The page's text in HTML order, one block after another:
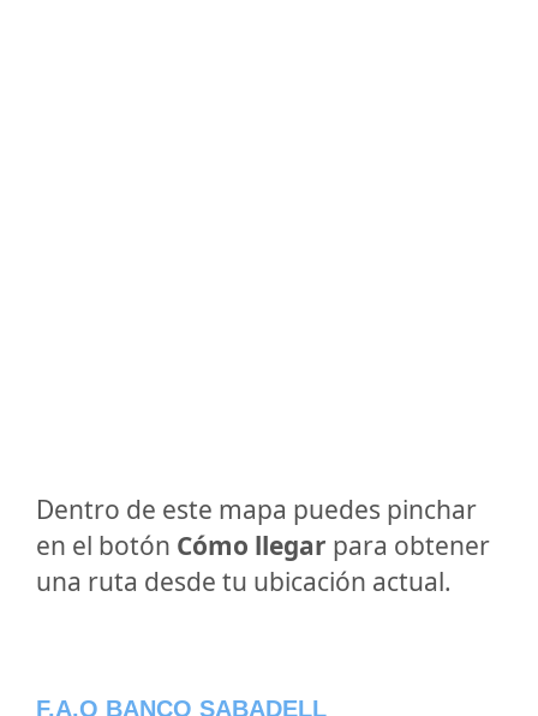
Dentro de este mapa puedes pinchar
en el botón Cómo llegar para obtener
una ruta desde tu ubicación actual.
F.A.Q BANCO SABADELL